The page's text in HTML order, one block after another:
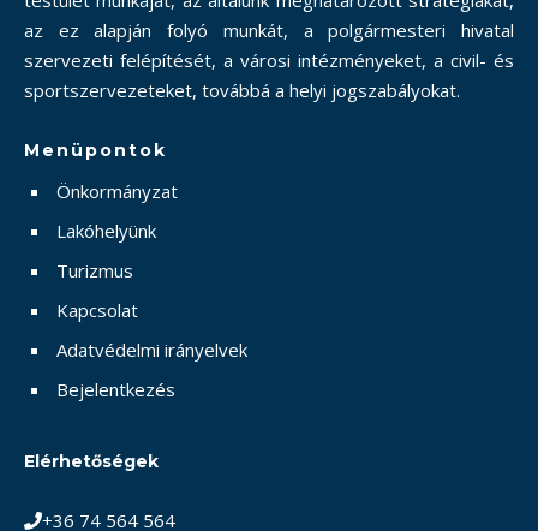
az ez alapján folyó munkát, a polgármesteri hivatal
szervezeti felépítését, a városi intézményeket, a civil- és
sportszervezeteket, továbbá a helyi jogszabályokat.
Menüpontok
Önkormányzat
Lakóhelyünk
Turizmus
Kapcsolat
Adatvédelmi irányelvek
Bejelentkezés
Elérhetőségek
+36 74 564 564